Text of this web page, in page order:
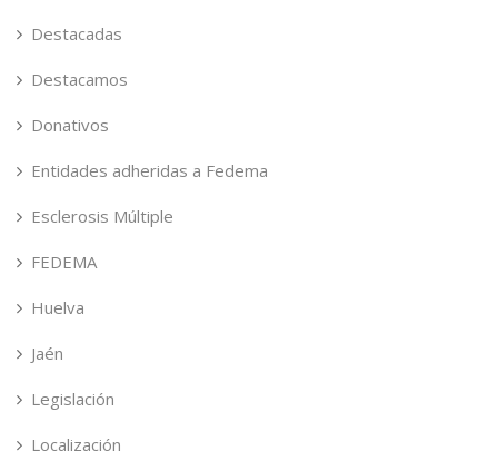
Destacadas
Destacamos
Donativos
Entidades adheridas a Fedema
Esclerosis Múltiple
FEDEMA
Huelva
Jaén
Legislación
Localización